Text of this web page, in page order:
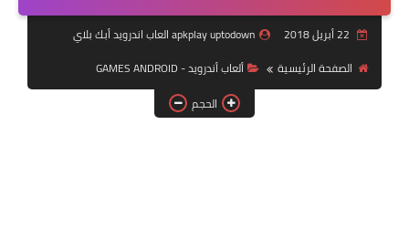
بلايستيشن PS2
apkplay uptodown العاب اندرويد أبك بلاي
الصفحة الرئيسية
ألعاب أندرويد - GAMES ANDROID
الحجم